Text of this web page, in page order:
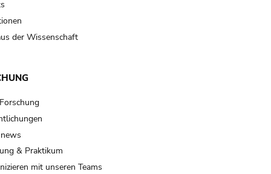
der Wissenschaft
& Praktikum
mit unseren Teams